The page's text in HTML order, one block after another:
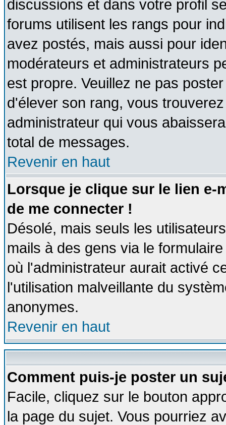
discussions et dans votre profil
forums utilisent les rangs pour
avez postés, mais aussi pour
modérateurs et administrateurs
est propre. Veuillez ne pas
d'élever son rang, vous
administrateur qui vous
total de messages.
Revenir en haut
Lorsque je clique sur le lien e-
de me connecter !
Désolé, mais seuls les
mails à des gens via le
où l'administrateur aurait activé
l'utilisation malveillante du
anonymes.
Revenir en haut
Comment puis-je poster un
Facile, cliquez sur le bouton
la page du sujet. Vous pourriez